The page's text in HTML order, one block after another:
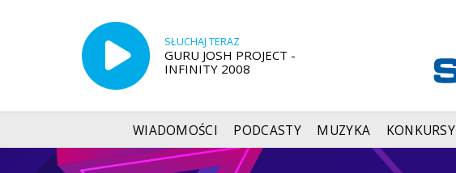
SŁUCHAJ TERAZ
GURU JOSH PROJECT -
INFINITY 2008
WIADOMOŚCI PODCASTY MUZYKA KONKURSY